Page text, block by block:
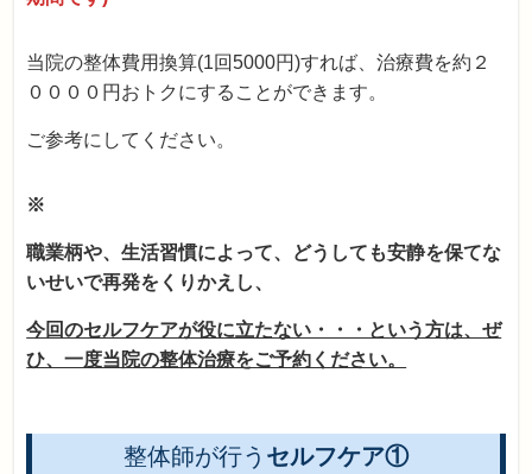
当院の整体費用換算(1回5000円)すれば、治療費を約２
００００円おトクにすることができます。
ご参考にしてください。
※
職業柄や、生活習慣によって、どうしても安静を保てな
いせいで再発をくりかえし、
今回のセルフケアが役に立たない・・・という方は、ぜ
ひ、一度当院の整体治療をご予約ください。
整体師が行う セルフケア①